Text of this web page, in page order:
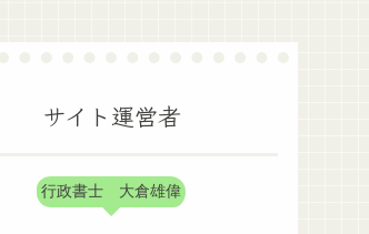
サイト運営者
行政書士 大倉雄偉